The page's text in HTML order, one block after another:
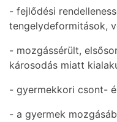
- fejlődési
tengelydeformitások,
- mozgássérült,
károsodás miatt
- gyermekkori csont-
- a gyermek